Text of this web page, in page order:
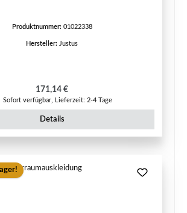
Produktnummer: 01022338
Hersteller: Justus
Regulärer Preis:
171,14 €
Sofort verfügbar, Lieferzeit: 2-4 Tage
Details